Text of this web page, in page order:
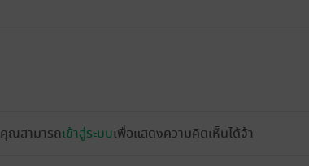
คุณสามารถเข้าสู่ระบบเพื่อแสดงความคิดเห็นได้จ้า